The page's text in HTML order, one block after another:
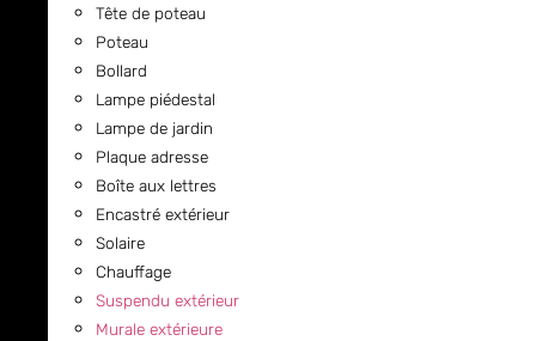
Tête de poteau
Poteau
Bollard
Lampe piédestal
Lampe de jardin
Plaque adresse
Boîte aux lettres
Encastré extérieur
Solaire
Chauffage
Suspendu extérieur
Murale extérieure